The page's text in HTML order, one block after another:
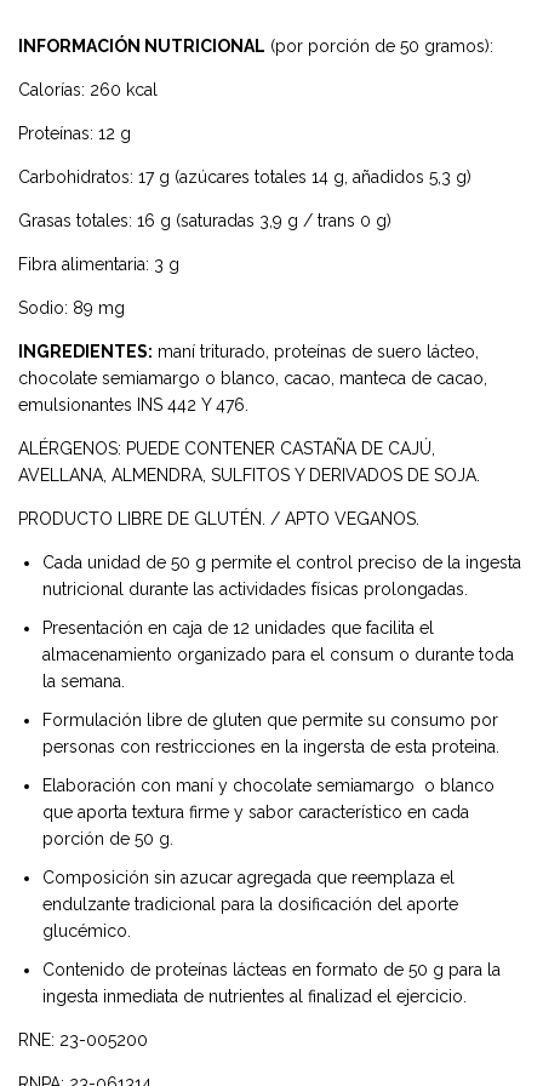
INFORMACIÓN NUTRICIONAL (por porción de 50 gramos):
Calorías: 260 kcal
Proteínas: 12 g
Carbohidratos: 17 g (azúcares totales 14 g, añadidos 5,3 g)
Grasas totales: 16 g (saturadas 3,9 g / trans 0 g)
Fibra alimentaria: 3 g
Sodio: 89 mg
INGREDIENTES: maní triturado, proteínas de suero lácteo,
chocolate semiamargo o blanco, cacao, manteca de cacao,
emulsionantes INS 442 Y 476.
ALÉRGENOS: PUEDE CONTENER CASTAÑA DE CAJÚ,
AVELLANA, ALMENDRA, SULFITOS Y DERIVADOS DE SOJA.
PRODUCTO LIBRE DE GLUTÉN. / APTO VEGANOS.
Cada unidad de 50 g permite el control preciso de la ingesta
nutricional durante las actividades físicas prolongadas.
Presentación en caja de 12 unidades que facilita el
almacenamiento organizado para el consum o durante toda
la semana.
Formulación libre de gluten que permite su consumo por
personas con restricciones en la ingersta de esta proteina.
Elaboración con maní y chocolate semiamargo o blanco
que aporta textura firme y sabor característico en cada
porción de 50 g.
Composición sin azucar agregada que reemplaza el
endulzante tradicional para la dosificación del aporte
glucémico.
Contenido de proteínas lácteas en formato de 50 g para la
ingesta inmediata de nutrientes al finalizad el ejercicio.
RNE: 23-005200